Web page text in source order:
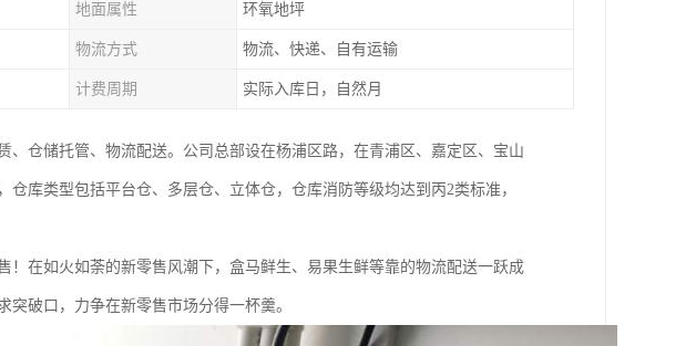
地面属性 环氧地坪
物流方式 物流、快递、自有运输
计费周期 实际入库日，自然月
、仓储托管、物流配送。公司总部设在杨浦区路，在青浦区、嘉定区、宝山
库类型包括平台仓、多层仓、立体仓，仓库消防等级均达到丙2类标准，
在如火如荼的新零售风潮下，盒马鲜生、易果生鲜等靠的物流配送一跃成
破口，力争在新零售市场分得一杯羹。